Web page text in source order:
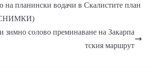
на планински водачи в Скалистите план
зимно солово преминаване на Закарпа
тския маршрут